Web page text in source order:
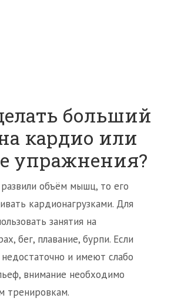
больший
кардио или
упражнения?
объём мышц, то его
кардионагрузками. Для
занятия на
бег, плавание, бурпи. Если
и имеют слабо
внимание необходимо
тренировкам.